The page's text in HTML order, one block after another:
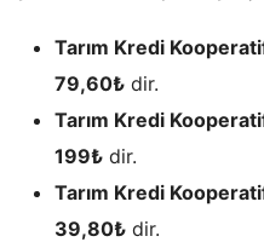
Tarım Kredi
79,60₺ dir.
Tarım Kredi
199₺ dir.
Tarım Kredi
39,80₺ dir.